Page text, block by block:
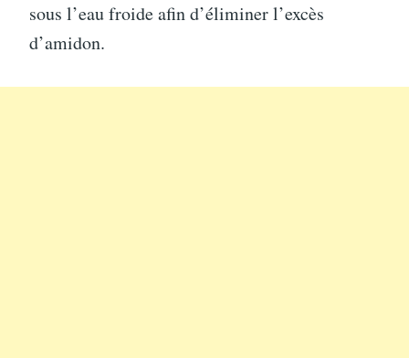
sous l’eau froide afin d’éliminer l’excès
d’amidon.